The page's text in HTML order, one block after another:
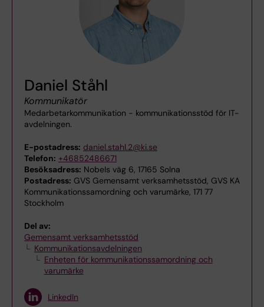
Daniel Ståhl
Kommunikatör
Medarbetarkommunikation - kommunikationsstöd för IT-
avdelningen.
E-postadress: daniel.stahl.2@ki.se
Telefon: +46852486671
Besöksadress: Nobels väg 6, 17165 Solna
Postadress: GVS Gemensamt verksamhetsstöd, GVS KA
Kommunikationssamordning och varumärke, 171 77
Stockholm
Del av:
Gemensamt verksamhetsstöd
Kommunikationsavdelningen
Enheten för kommunikationssamordning och
varumärke
LinkedIn